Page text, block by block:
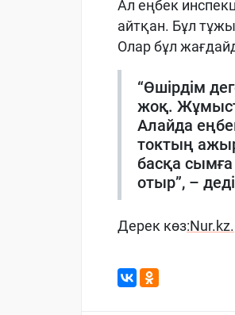
Ал еңбек
айтқан. Бұл
Олар бұл
“Өшірдім
жоқ.
Алайда
токтың
басқа сымға
отыр”, –
Дерек көз:Nur.kz.